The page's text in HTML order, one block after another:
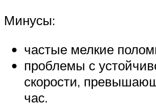
Минусы:
частые мелкие
проблемы с
скорости,
час.